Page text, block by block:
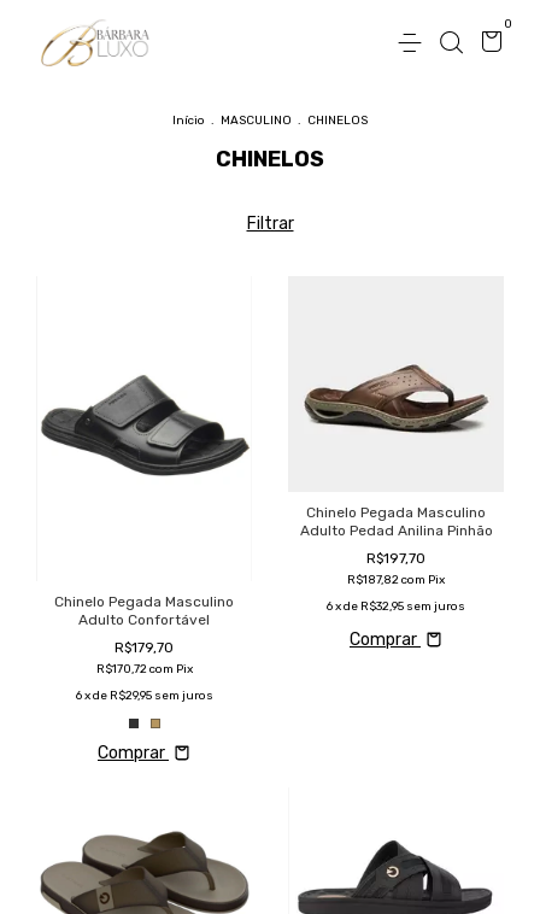
0
Início . MASCULINO . CHINELOS
CHINELOS
Filtrar
Chinelo Pegada Masculino
Adulto Confortável
R$179,70
R$170,72com Pix
6 x de R$29,95 sem juros
Comprar
Chinelo Pegada Masculino
Adulto Pedad Anilina Pinhão
R$197,70
R$187,82com Pix
6x de R$32,95 sem juros
Comprar